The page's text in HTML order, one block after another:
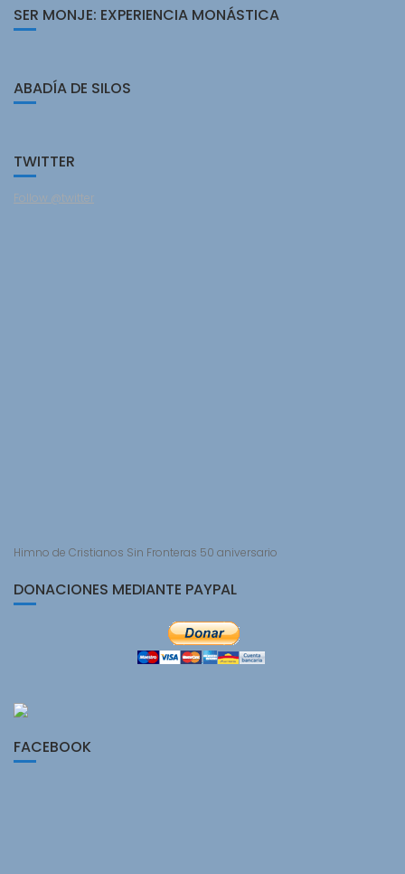
SER MONJE: EXPERIENCIA MONÁSTICA
ABADÍA DE SILOS
TWITTER
Follow @twitter
Himno de Cristianos Sin Fronteras 50 aniversario
DONACIONES MEDIANTE PAYPAL
FACEBOOK